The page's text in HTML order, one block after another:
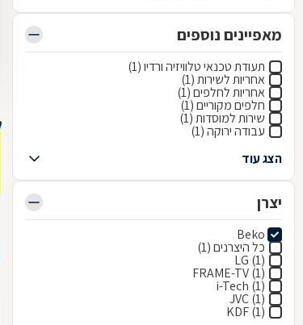
מאפיינים נוספים
תעודת טכנאי טלוויזיה ורדיו (1)
אחריות לשירות (1)
אחריות לחלפים (1)
חלפים מקוריים (1)
שירות למוסדות (1)
עבודה ירוקה (1)
הצג עוד
יצרן
Beko
כל היצרנים (1)
LG (1)
FRAME-TV (1)
i-Tech (1)
JVC (1)
KDF (1)